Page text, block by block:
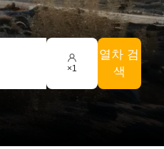
×1
열차 검
색